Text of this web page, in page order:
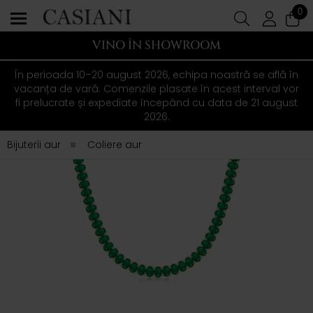
0
VINO ÎN SHOWROOM
În perioada 10–20 august 2026, echipa noastră se află în
vacanța de vară. Comenzile plasate în acest interval vor
fi prelucrate și expediate începând cu data de 21 august
2026.
Bijuterii aur
Coliere aur